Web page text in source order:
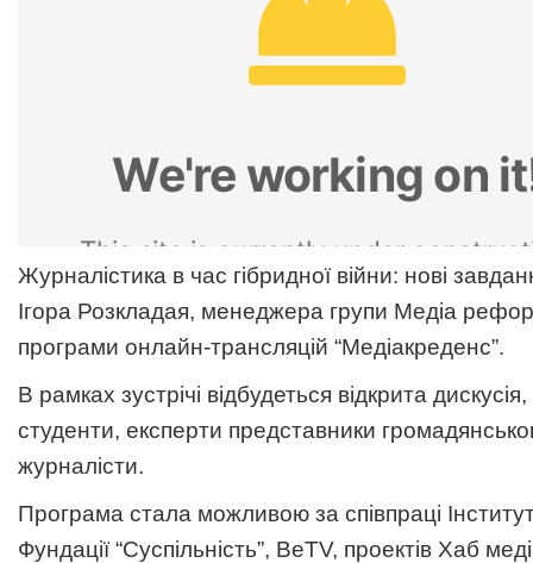
Журналістика в час гібридної війни: нові
Ігора Розкладая, менеджера групи Медіа
програми онлайн-трансляцій “Медіакреденс”.
В рамках зустрічі відбудеться відкрита
студенти, експерти представники
журналісти.
Програма стала можливою за співпраці
Фундації “Суспільність”, BeTV, проектів Хаб